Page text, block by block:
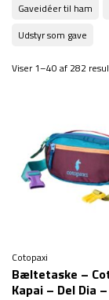
Gaveidéer til ham
Udstyr som gave
Viser 1–40 af 282
Cotopaxi
Bæltetaske –
Kapai – Del Dia